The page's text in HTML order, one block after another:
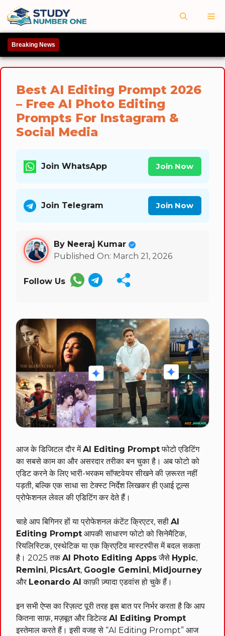
Skip
to
content
Breaking News
Best AI Editing Prompt 2026
– Free AI Photo Editing
Prompts For Instagram &
Social Media
Join WhatsApp Join Now
Join Telegram Join Now
By Neeraj Kumar
Published On: March 21, 2026
Follow Us
आज के डिजिटल दौर मेंAI Editing Promptफोटो एडिटिंग
का सबसे काम का और असरदार तरीका बन चुका है। अब फोटो को
एडिट करने के लिए भारी-भरकम सॉफ्टवेयर सीखने की ज़रूरत नहीं
पड़ती, बल्कि एक साधा सा टेक्स्ट निर्देश लिखकर ही एआई टूल्स
प्रोफेशनल लेवल की एडिटिंग कर देते हैं।
चाहे आप बिगिनर हों या प्रोफेशनल कंटेंट क्रिएटर, सही AI
Editing Prompt आपकी साधारण फोटो को सिनेमैटिक,
रियलिस्टिक, एस्थेटिक या एक क्रिएटिव मास्टरपीस में बदल सकता
है। 2025 तकAI Photo Editing Appsजैसे Hypic,
Remini, PicsArt, Google Gemini, Midjourney
और Leonardo AI काफ़ी ज़्यादा एडवांस हो चुके हैं।
इन सभी ऐप्स का रिज़ल्ट पूरी तरह इस बात पर निर्भर करता है कि आप
कितना साफ़, मज़बूत और डिटेल्ड AI Editing Prompt
इस्तेमाल करते हैं। इसी वजह से “AI Editing Prompt” आज